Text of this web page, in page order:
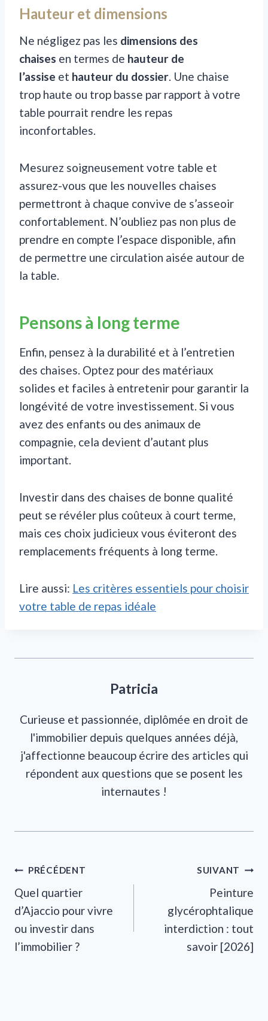
Hauteur et dimensions
Ne négligez pas les dimensions des
chaises en termes de hauteur de
l’assise et hauteur du dossier. Une chaise
trop haute ou trop basse par rapport à votre
table pourrait rendre les repas
inconfortables.
Mesurez soigneusement votre table et
assurez-vous que les nouvelles chaises
permettront à chaque convive de s’asseoir
confortablement. N’oubliez pas non plus de
prendre en compte l’espace disponible, afin
de permettre une circulation aisée autour de
la table.
Pensons à long terme
Enfin, pensez à la durabilité et à l’entretien
des chaises. Optez pour des matériaux
solides et faciles à entretenir pour garantir la
longévité de votre investissement. Si vous
avez des enfants ou des animaux de
compagnie, cela devient d’autant plus
important.
Investir dans des chaises de bonne qualité
peut se révéler plus coûteux à court terme,
mais ces choix judicieux vous éviteront des
remplacements fréquents à long terme.
Lire aussi: Les critères essentiels pour choisir
votre table de repas idéale
Patricia
Curieuse et passionnée, diplômée en droit de
l'immobilier depuis quelques années déjà,
j'affectionne beaucoup écrire des articles qui
répondent aux questions que se posent les
internautes !
Navigation
de
l’article
PRÉCÉDENT
Quel quartier
d’Ajaccio pour vivre
ou investir dans
l’immobilier ?
SUIVANT
Peinture
glycérophtalique
interdiction : tout
savoir [2026]